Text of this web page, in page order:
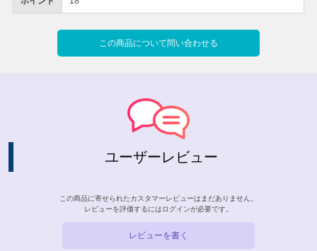
この商品について問い合わせる
ユーザーレビュー
この商品に寄せられたカスタマーレビューはまだありません。
レビューを評価するには ログインが必要です。
レビューを書く